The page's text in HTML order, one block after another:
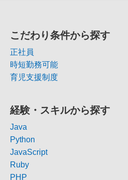
こだわり条件から探す
正社員
時短勤務可能
育児支援制度
経験・スキルから探す
Java
Python
JavaScript
Ruby
PHP